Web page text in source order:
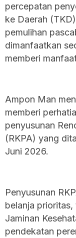
percepatan
ke Daerah
pemulihan
dimanfaatkan
memberi
‎Ampon Man
memberi
penyusunan
(RKPA) yang
Juni 2026.
‎Penyusunan
belanja
Jaminan
pendekatan